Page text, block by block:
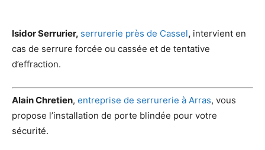
Isidor Serrurier, serrurerie près de Cassel, intervient en
cas de serrure forcée ou cassée et de tentative
d’effraction.
Alain Chretien, entreprise de serrurerie à Arras, vous
propose l’installation de porte blindée pour votre
sécurité.